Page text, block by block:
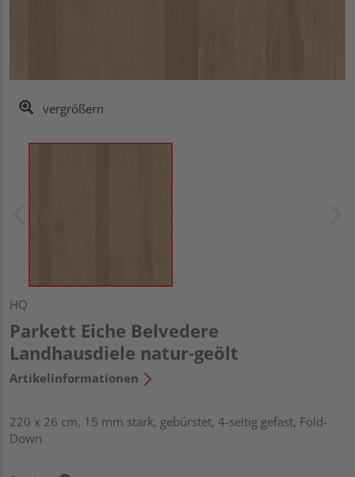
vergrößern
HQ
Parkett Eiche Belvedere
Landhausdiele natur-geölt
Artikelinformationen
220 x 26 cm, 15 mm stark, gebürstet, 4-seitig gefast, Fold-
Down